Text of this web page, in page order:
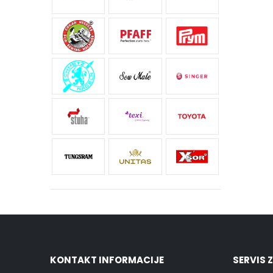
KONTAKT INFORMACIJE SERVIS